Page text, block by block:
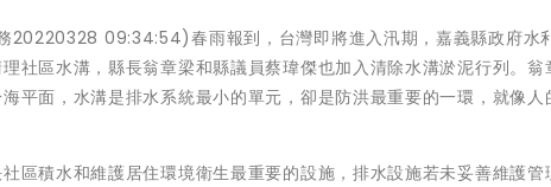
20220328 09:34:54)春雨報到，台灣即將進入汛期，嘉義縣政府水
社區水溝，縣長翁章梁和縣議員蔡瑋傑也加入清除水溝淤泥行列。
平面，水溝是排水系統最小的單元，卻是防洪最重要的一環，就像
區積水和維護居住環境衛生最重要的設施，排水設施若未妥善維護